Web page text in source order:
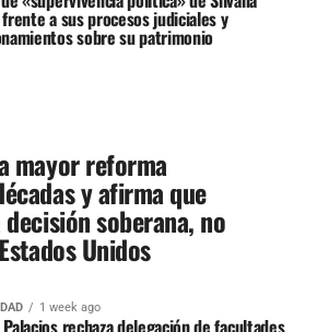
a sus procesos judiciales y
sobre su patrimonio
mayor reforma
y afirma que
soberana, no
Unidos
1 week ago
rechaza delegación de facultades